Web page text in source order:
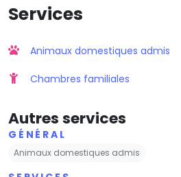
Services
Animaux domestiques admis
Chambres familiales
Autres services
GÉNÉRAL
Animaux domestiques admis